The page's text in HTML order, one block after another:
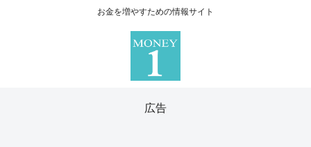
お金を増やすための情報サイト
広告